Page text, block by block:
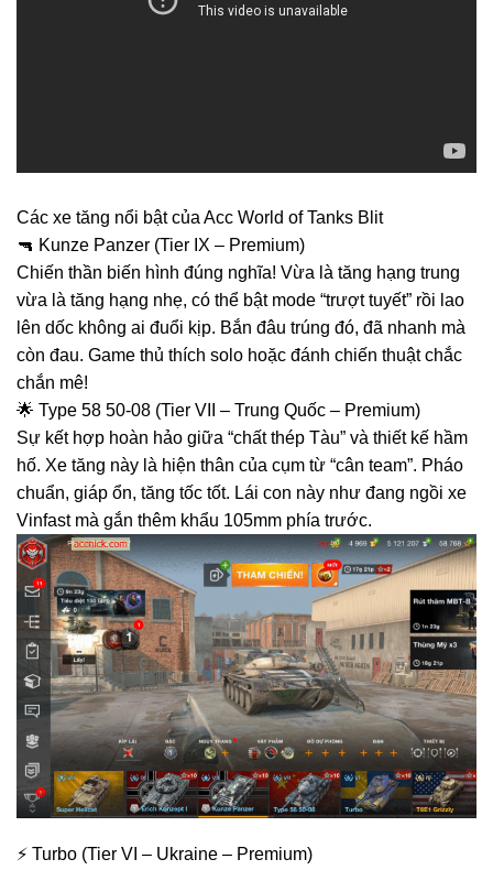
Các xe tăng nổi bật của Acc World of Tanks Blit
🔫 Kunze Panzer (Tier IX – Premium)
Chiến thần biến hình đúng nghĩa! Vừa là tăng hạng trung
vừa là tăng hạng nhẹ, có thể bật mode “trượt tuyết” rồi lao
lên dốc không ai đuổi kịp. Bắn đâu trúng đó, đã nhanh mà
còn đau. Game thủ thích solo hoặc đánh chiến thuật chắc
chắn mê!
🌟 Type 58 50-08 (Tier VII – Trung Quốc – Premium)
Sự kết hợp hoàn hảo giữa “chất thép Tàu” và thiết kế hầm
hố. Xe tăng này là hiện thân của cụm từ “cân team”. Pháo
chuẩn, giáp ổn, tăng tốc tốt. Lái con này như đang ngồi xe
Vinfast mà gắn thêm khẩu 105mm phía trước.
⚡ Turbo (Tier VI – Ukraine – Premium)